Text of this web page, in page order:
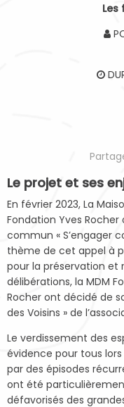
Les
Le projet et ses
En février 2023, La
Fondation Yves
commun « S’engager
thème de cet appel à
pour la préservation et
délibérations, la MDM
Rocher ont décidé de
des Voisins » de
Le verdissement des
évidence pour tous
par des épisodes
ont été
défavorisés des